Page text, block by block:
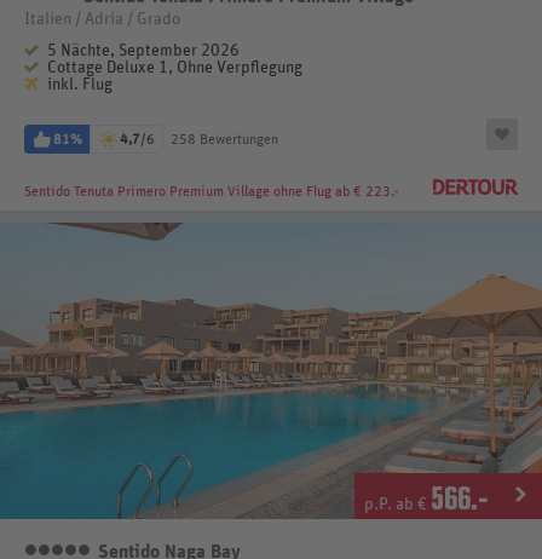
Italien / Adria / Grado
5 Nächte, September 2026
Cottage Deluxe 1, Ohne Verpflegung
inkl. Flug
81% 4,7/6 258 Bewertungen
Sentido Tenuta Primero Premium Village ohne Flug ab € 223.-
p.P. ab € 566.-
5 Sterne
Sentido Naga Bay